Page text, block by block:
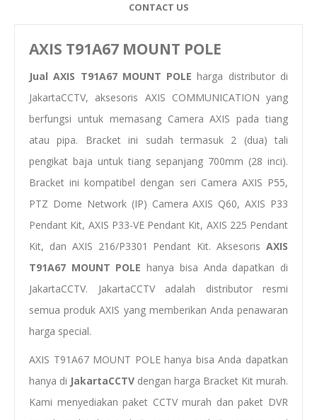
CONTACT US
AXIS T91A67 MOUNT POLE
Jual AXIS T91A67 MOUNT POLE harga distributor di
JakartaCCTV, aksesoris AXIS COMMUNICATION yang
berfungsi untuk memasang Camera AXIS pada tiang
atau pipa. Bracket ini sudah termasuk 2 (dua) tali
pengikat baja untuk tiang sepanjang 700mm (28 inci).
Bracket ini kompatibel dengan seri Camera AXIS P55,
PTZ Dome Network (IP) Camera AXIS Q60, AXIS P33
Pendant Kit, AXIS P33-VE Pendant Kit, AXIS 225 Pendant
Kit, dan AXIS 216/P3301 Pendant Kit. Aksesoris AXIS
T91A67 MOUNT POLEhanya bisa Anda dapatkan di
JakartaCCTV. JakartaCCTV adalah distributor resmi
semua produk AXIS yang memberikan Anda penawaran
harga special.
AXIS T91A67 MOUNT POLE hanya bisa Anda dapatkan
hanya di JakartaCCTV dengan harga Bracket Kit murah.
Kami menyediakanpaket CCTV murah danpaket DVR